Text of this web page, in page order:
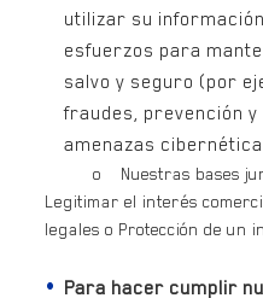
utilizar su
esfuerzos para
salvo y seguro (por
fraudes, prevención
amenazas
o Nuestras bases
Legitimar el interés
legales o Protección de un
Para hacer cumplir